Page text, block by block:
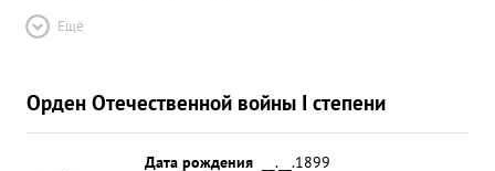
Ещё
Орден Отечественной войны I степени
Дата рождения
__.__.1899